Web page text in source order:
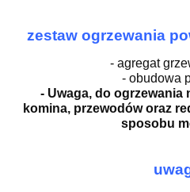
zestaw ogrzewania
- agregat
- obudowa
- Uwaga, do ogrzewania
komina, przewodów oraz
sposobu